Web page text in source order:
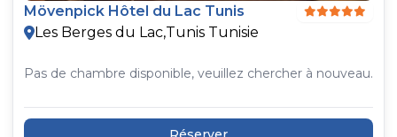
Mövenpick Hôtel du Lac Tunis
Les Berges du Lac,Tunis Tunisie
Pas de chambre disponible, veuillez chercher à nouveau.